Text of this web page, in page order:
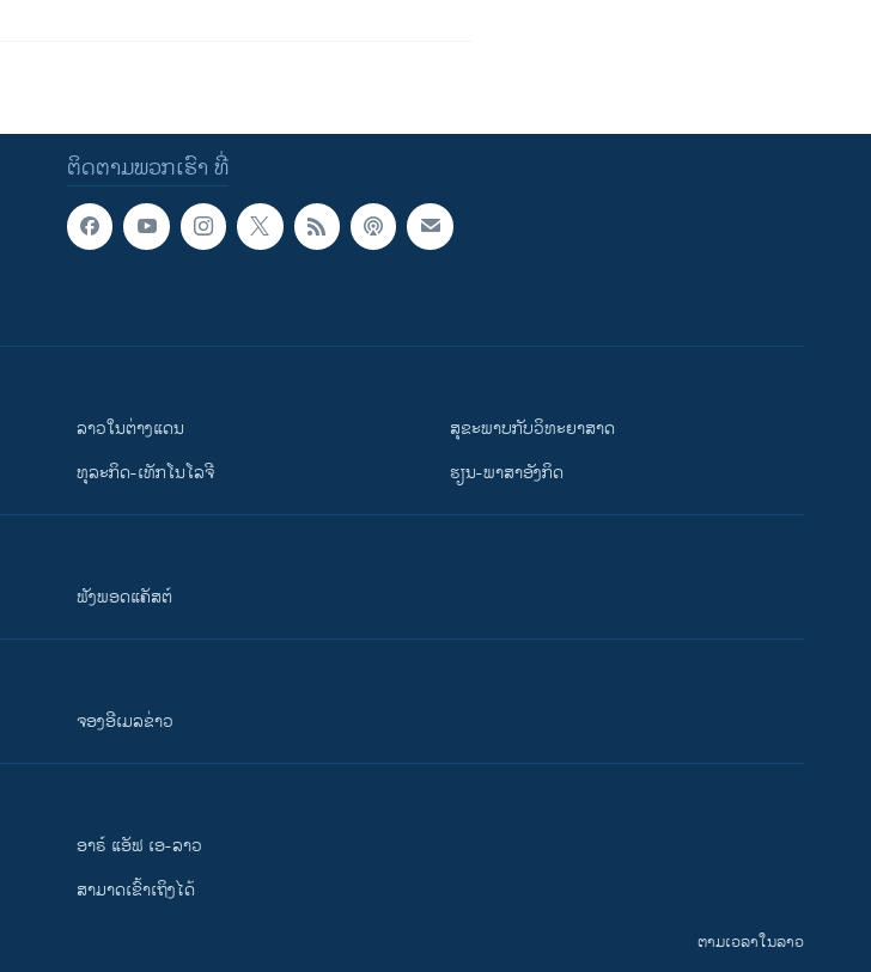
ຕິດຕາມພວກເຮົາ ທີ່
ລາວໃນຕ່າງແດນ
ທຸລະກິດ-ເທັກໂນໂລຈີ
ສຸຂະພາບກັບວິທະຍາສາດ
ຮຽນ-ພາສາອັງກິດ
ຟັງພອດແຄັສຕ໌
ຈອງອີເມລຂ່າວ
ອາຣ໌ ແອັຟ ເອ-ລາວ
ສາມາດເຂົ້າເຖິງໄດ້
ຕາມເວລາໃນລາວ